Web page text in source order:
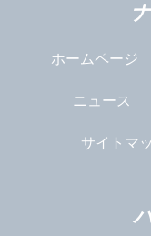
ホームページ
ニュース
サイトマ